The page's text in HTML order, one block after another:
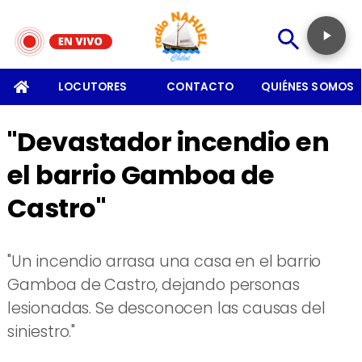
LOCUTORES CONTACTO QUIÉNES SOMOS
"Devastador incendio en
el barrio Gamboa de
Castro"
"Un incendio arrasa una casa en el barrio
Gamboa de Castro, dejando personas
lesionadas. Se desconocen las causas del
siniestro."